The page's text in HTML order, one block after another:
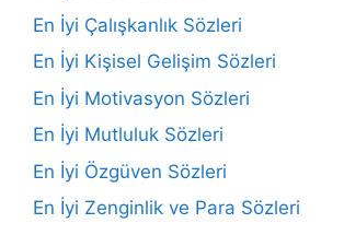
En İyi Çalışkanlık Sözleri
En İyi Kişisel Gelişim Sözleri
En İyi Motivasyon Sözleri
En İyi Mutluluk Sözleri
En İyi Özgüven Sözleri
En İyi Zenginlik ve Para Sözleri